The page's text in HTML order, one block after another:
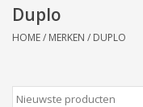
Wonen/koken/huishouden
Wenskaarten
Duplo
HOME/ MERKEN / DUPLO